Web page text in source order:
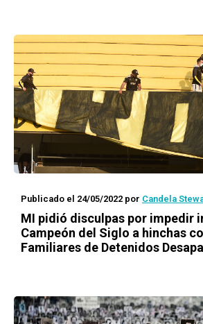
Publicado el 24/05/2022 por Candela
MI pidió disculpas por impedir
Campeón del Siglo a hinchas
Familiares de Detenidos